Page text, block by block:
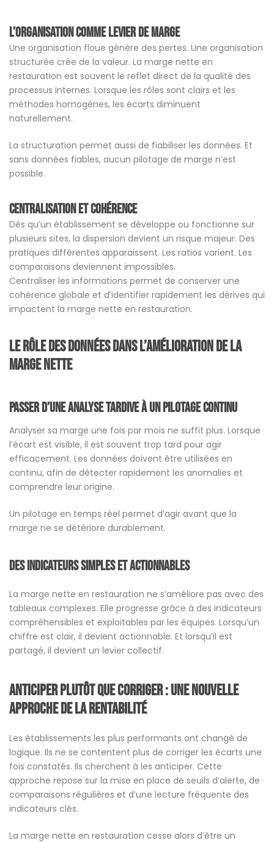
L’organisation comme levier de marge
Une organisation floue génère des pertes. Une organisation
structurée crée de la valeur. La marge nette en
restauration est souvent le reflet direct de la qualité des
processus internes. Lorsque les rôles sont clairs et les
méthodes homogènes, les écarts diminuent
naturellement.
La structuration permet aussi de fiabiliser les données. Et
sans données fiables, aucun pilotage de marge n’est
possible.
Centralisation et cohérence
Dès qu’un établissement se développe ou fonctionne sur
plusieurs sites, la dispersion devient un risque majeur. Des
pratiques différentes apparaissent. Les ratios varient. Les
comparaisons deviennent impossibles.
Centraliser les informations permet de conserver une
cohérence globale et d’identifier rapidement les dérives qui
impactent la marge nette en restauration.
Le rôle des données dans l’amélioration de la
marge nette
Passer d’une analyse tardive à un pilotage continu
Analyser sa marge une fois par mois ne suffit plus. Lorsque
l’écart est visible, il est souvent trop tard pour agir
efficacement. Les données doivent être utilisées en
continu, afin de détecter rapidement les anomalies et
comprendre leur origine.
Un pilotage en temps réel permet d’agir avant que la
marge ne se détériore durablement.
Des indicateurs simples et actionnables
La marge nette en restauration ne s’améliore pas avec des
tableaux complexes. Elle progresse grâce à des indicateurs
compréhensibles et exploitables par les équipes. Lorsqu’un
chiffre est clair, il devient actionnable. Et lorsqu’il est
partagé, il devient un levier collectif.
Anticiper plutôt que corriger : une nouvelle
approche de la rentabilité
Les établissements les plus performants ont changé de
logique. Ils ne se contentent plus de corriger les écarts une
fois constatés. Ils cherchent à les anticiper. Cette
approche repose sur la mise en place de seuils d’alerte, de
comparaisons régulières et d’une lecture fréquente des
indicateurs clés.
La marge nette en restauration cesse alors d’être un